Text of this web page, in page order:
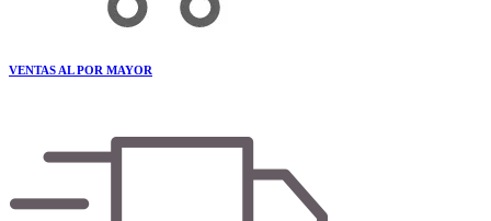
VENTAS AL POR MAYOR